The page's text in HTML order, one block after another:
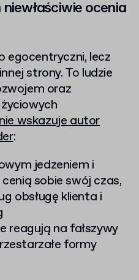
ocenia
egocentryczni, lecz
strony. To ludzie
oraz
wskazuje autor
:
jedzeniem i
sobie swój czas,
obsługę klienta i
reagują na fałszywy
formy